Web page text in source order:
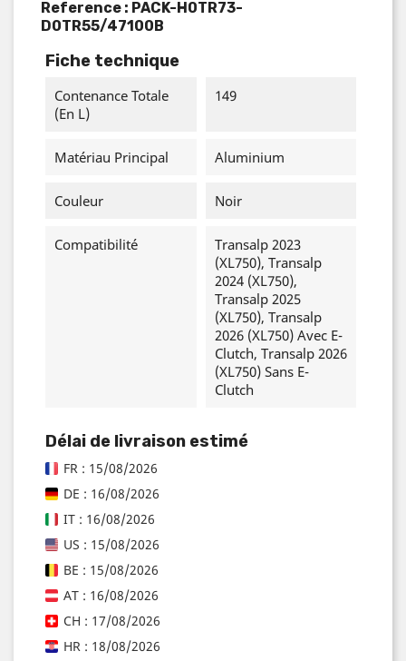
Reference : PACK-H0TR73-
D0TR55/47100B
Fiche technique
Contenance Totale
(en L)
149
Matériau Principal Aluminium
Couleur Noir
Compatibilité
Transalp 2023
(XL750), Transalp
2024 (XL750),
Transalp 2025
(XL750), Transalp
2026 (XL750) Avec E-
Clutch, Transalp 2026
(XL750) Sans E-
Clutch
Délai de livraison estimé
FR : 15/08/2026
DE : 16/08/2026
IT : 16/08/2026
US : 15/08/2026
BE : 15/08/2026
AT : 16/08/2026
CH : 17/08/2026
HR : 18/08/2026